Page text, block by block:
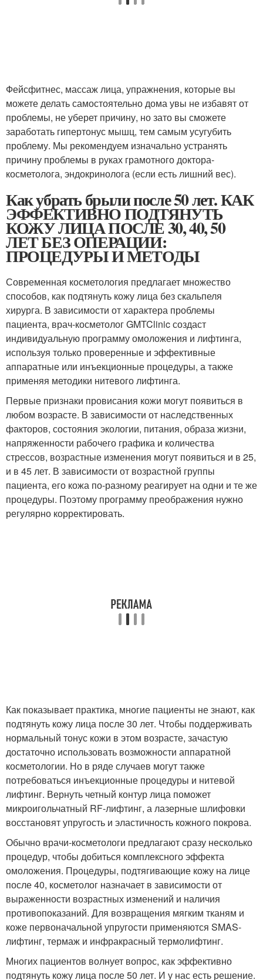
Фейсфитнес, массаж лица, упражнения, которые вы
можете делать самостоятельно дома увы не избавят от
проблемы, не уберет причину, но зато вы сможете
заработать гипертонус мышц, тем самым усугубить
проблему. Мы рекомендуем изначально устранять
причину проблемы в руках грамотного доктора-
косметолога, эндокринолога (если есть лишний вес).
Как убрать брыли после 50 лет. КАК
ЭФФЕКТИВНО ПОДТЯНУТЬ
КОЖУ ЛИЦА ПОСЛЕ 30, 40, 50
ЛЕТ БЕЗ ОПЕРАЦИИ:
ПРОЦЕДУРЫ И МЕТОДЫ
Современная косметология предлагает множество
способов, как подтянуть кожу лица без скальпеля
хирурга. В зависимости от характера проблемы
пациента, врач-косметолог GMTClinic создаст
индивидуальную программу омоложения и лифтинга,
используя только проверенные и эффективные
аппаратные или инъекционные процедуры, а также
применяя методики нитевого лифтинга.
Первые признаки провисания кожи могут появиться в
любом возрасте. В зависимости от наследственных
факторов, состояния экологии, питания, образа жизни,
напряженности рабочего графика и количества
стрессов, возрастные изменения могут появиться и в 25,
и в 45 лет. В зависимости от возрастной группы
пациента, его кожа по-разному реагирует на одни и те же
процедуры. Поэтому программу преображения нужно
регулярно корректировать.
Как показывает практика, многие пациенты не знают, как
подтянуть кожу лица после 30 лет. Чтобы поддерживать
нормальный тонус кожи в этом возрасте, зачастую
достаточно использовать возможности аппаратной
косметологии. Но в ряде случаев могут также
потребоваться инъекционные процедуры и нитевой
лифтинг. Вернуть четный контур лица поможет
микроигольчатный RF-лифтинг, а лазерные шлифовки
восстановят упругость и эластичность кожного покрова.
Обычно врачи-косметологи предлагают сразу несколько
процедур, чтобы добиться комплексного эффекта
омоложения. Процедуры, подтягивающие кожу на лице
после 40, косметолог назначает в зависимости от
выраженности возрастных изменений и наличия
противопоказаний. Для возвращения мягким тканям и
коже первоначальной упругости применяются SMAS-
лифтинг, термаж и инфракрасный термолифтинг.
Многих пациентов волнует вопрос, как эффективно
подтянуть кожу лица после 50 лет. И у нас есть решение.